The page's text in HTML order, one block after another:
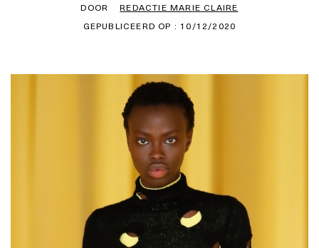
DOOR
REDACTIE MARIE CLAIRE
GEPUBLICEERD OP : 10/12/2020